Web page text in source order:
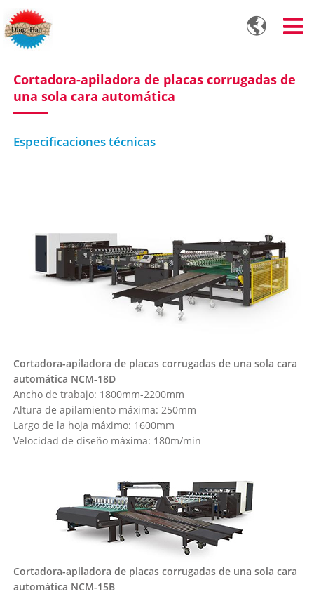

Cortadora-apiladora de placas corrugadas de
una sola cara automática
Especificaciones técnicas
Cortadora-apiladora de placas corrugadas de una sola cara
automática NCM-18D
Ancho de trabajo: 1800mm-2200mm
Altura de apilamiento máxima: 250mm
Largo de la hoja máximo: 1600mm
Velocidad de diseño máxima: 180m/min
Cortadora-apiladora de placas corrugadas de una sola cara
automática NCM-15B